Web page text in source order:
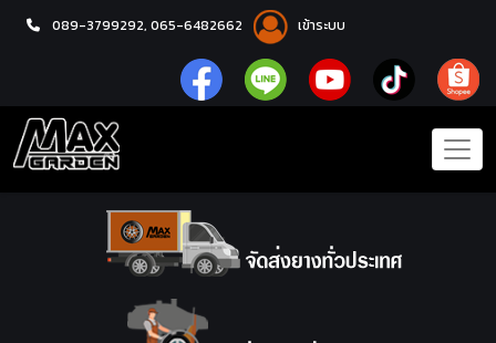
089-3799292, 065-6482662 เข้าระบบ
หน้าแรก